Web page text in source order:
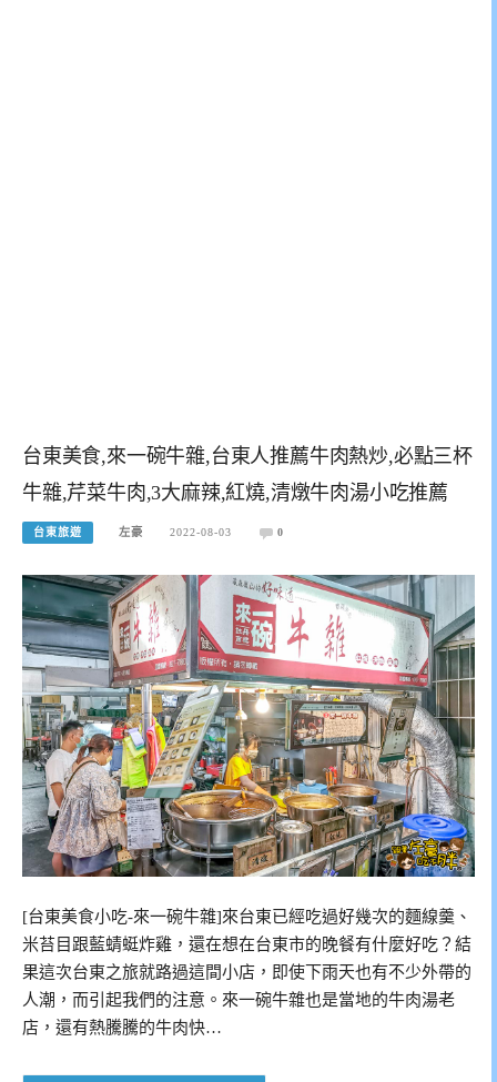
台東美食,來一碗牛雜,台東人推薦牛肉熱炒,必點三杯
牛雜,芹菜牛肉,3大麻辣,紅燒,清燉牛肉湯小吃推薦
台東旅遊 左豪 2022-08-03 0
[台東美食小吃-來一碗牛雜]來台東已經吃過好幾次的麵線羹、
米苔目跟藍蜻蜓炸雞，還在想在台東市的晚餐有什麼好吃？結
果這次台東之旅就路過這間小店，即使下雨天也有不少外帶的
人潮，而引起我們的注意。來一碗牛雜也是當地的牛肉湯老
店，還有熱騰騰的牛肉快…